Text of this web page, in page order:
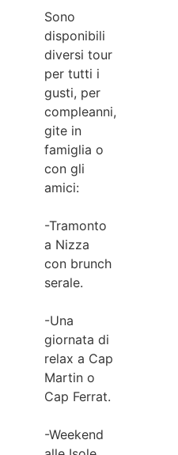
Sono
disponibili
diversi tour
per tutti i
gusti, per
compleanni,
gite in
famiglia o
con gli
amici:
-Tramonto
a Nizza
con brunch
serale.
-Una
giornata di
relax a Cap
Martin o
Cap Ferrat.
-Weekend